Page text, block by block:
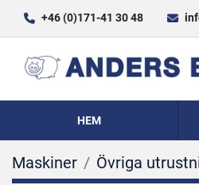
+46 (0)171-41 30 48
HEM
Maskiner Övriga